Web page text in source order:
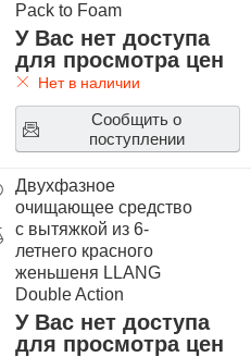
Pack to Foam
У Вас нет доступа
для просмотра цен
Нет в наличии
Сообщить о
поступлении
Двухфазное
очищающее средство
с вытяжкой из 6-
летнего красного
женьшеня LLANG
Double Action
Cleansing Program
У Вас нет доступа
для просмотра цен